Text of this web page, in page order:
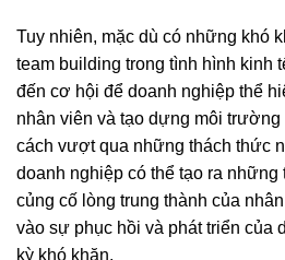
Tuy nhiên, mặc dù có những khó
team building trong tình hình kinh
đến cơ hội để doanh nghiệp thể
nhân viên và tạo dựng môi
cách vượt qua những thách thức
doanh nghiệp có thể tạo ra
củng cố lòng trung thành của
vào sự phục hồi và phát triển của
kỳ khó khăn.